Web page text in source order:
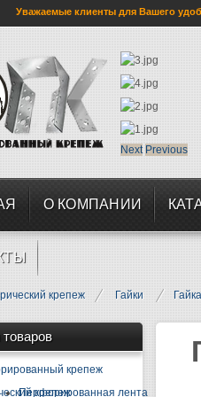
Уважаемые клиенты для Вашего
Next Previous
О КОМПАНИИ
крепеж Гайки
товаров
крепеж
Перфорированная лента
крепеж